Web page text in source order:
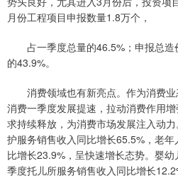
月份工程项目申报数量1.8万个，
占一季度总量的46.5%；申报总造
的43.9%。
消费领域也有新亮点。作为消费业
消费一季度发展提速，拉动消费作用
求持续释放，为消费市场发展注入动
护服务销售收入同比增长65.5%，老
比增长23.9%，呈快速增长态势。婴
季度托儿所服务销售收入同比增长